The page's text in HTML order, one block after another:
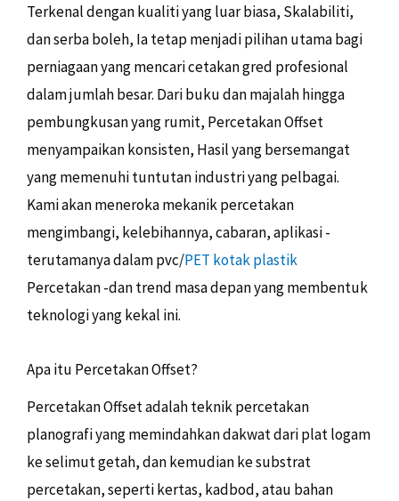
Terkenal dengan kualiti yang luar biasa, Skalabiliti,
dan serba boleh, Ia tetap menjadi pilihan utama bagi
perniagaan yang mencari cetakan gred profesional
dalam jumlah besar. Dari buku dan majalah hingga
pembungkusan yang rumit, Percetakan Offset
menyampaikan konsisten, Hasil yang bersemangat
yang memenuhi tuntutan industri yang pelbagai.
Kami akan meneroka mekanik percetakan
mengimbangi, kelebihannya, cabaran, aplikasi -
terutamanya dalam pvc/PET kotak plastik
Percetakan -dan trend masa depan yang membentuk
teknologi yang kekal ini.
Apa itu Percetakan Offset?
Percetakan Offset adalah teknik percetakan
planografi yang memindahkan dakwat dari plat logam
ke selimut getah, dan kemudian ke substrat
percetakan, seperti kertas, kadbod, atau bahan